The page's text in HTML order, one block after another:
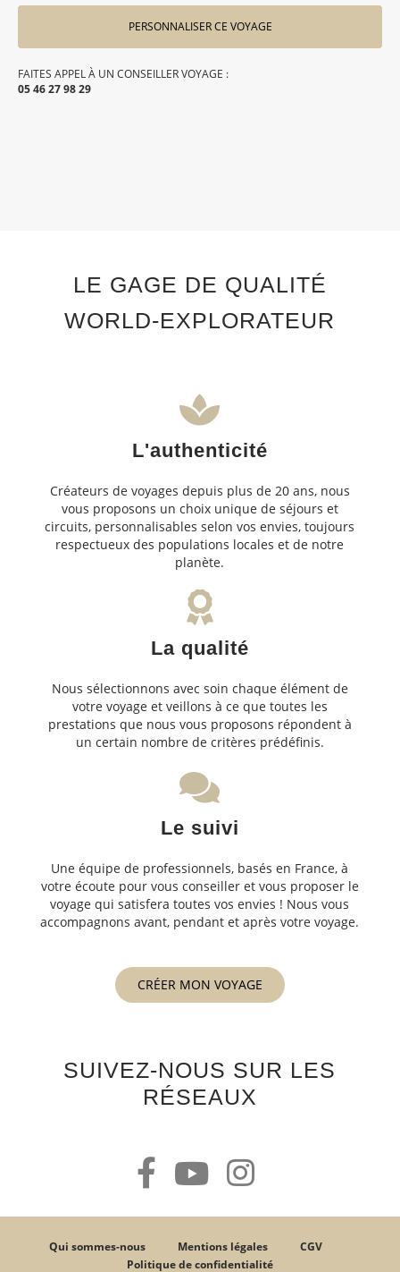
PERSONNALISER CE VOYAGE
FAITES APPEL À UN CONSEILLER VOYAGE :
05 46 27 98 29
LE GAGE DE QUALITÉ
WORLD-EXPLORATEUR
L'authenticité
Créateurs de voyages depuis plus de 20 ans, nous
vous proposons un choix unique de séjours et
circuits, personnalisables selon vos envies, toujours
respectueux des populations locales et de notre
planète.
La qualité
Nous sélectionnons avec soin chaque élément de
votre voyage et veillons à ce que toutes les
prestations que nous vous proposons répondent à
un certain nombre de critères prédéfinis.
Le suivi
Une équipe de professionnels, basés en France, à
votre écoute pour vous conseiller et vous proposer le
voyage qui satisfera toutes vos envies ! Nous vous
accompagnons avant, pendant et après votre voyage.
CRÉER MON VOYAGE
SUIVEZ-NOUS SUR LES
RÉSEAUX
Qui sommes-nous Mentions légales
CGV
Politique de confidentialité